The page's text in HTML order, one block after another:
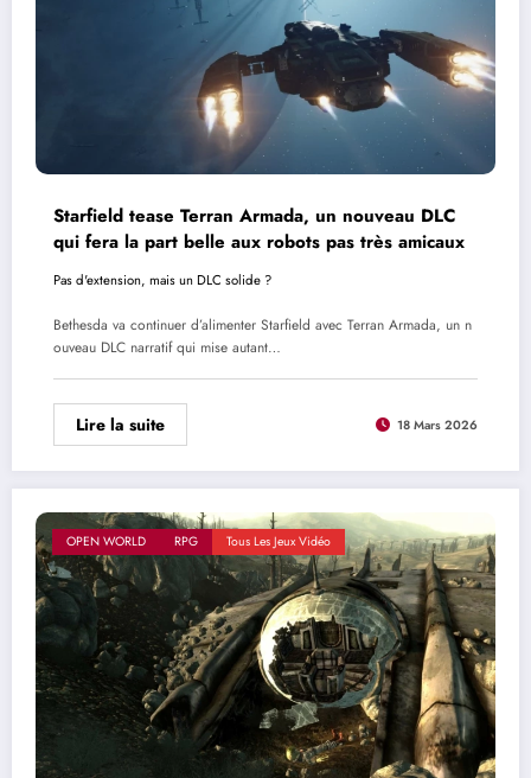
Starfield tease Terran Armada, un nouveau DLC
qui fera la part belle aux robots pas très amicaux
Pas d'extension, mais un DLC solide ?
Bethesda va continuer d’alimenter Starfield avec Terran Armada, un n
ouveau DLC narratif qui mise autant…
Lire la suite 18 Mars 2026
OPEN WORLD RPG Tous Les Jeux Vidéo